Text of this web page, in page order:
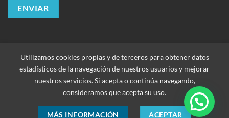
Copyright 2026 ©Improtek Corporación SAC. Todos los derechos
Utilizamos cookies propias y de terceros para obtener datos
estadísticos de la navegación de nuestros usuarios y mejorar
nuestros servicios. Si acepta o continúa navegando,
consideramos que acepta su uso.
MÁS INFORMACIÓN ACEPTAR